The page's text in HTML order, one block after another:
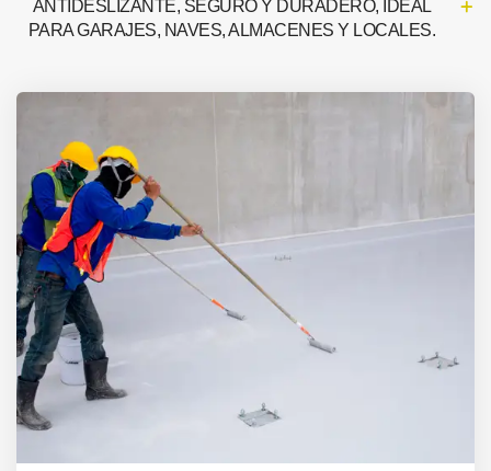
ANTIDESLIZANTE, SEGURO Y DURADERO, IDEAL
PARA GARAJES, NAVES, ALMACENES Y LOCALES.